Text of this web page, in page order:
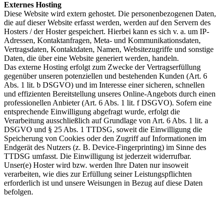
Externes Hosting
Diese Website wird extern gehostet. Die personenbezogenen Daten,
die auf dieser Website erfasst werden, werden auf den Servern des
Hosters / der Hoster gespeichert. Hierbei kann es sich v. a. um IP-
Adressen, Kontaktanfragen, Meta- und Kommunikationsdaten,
Vertragsdaten, Kontaktdaten, Namen, Websitezugriffe und sonstige
Daten, die über eine Website generiert werden, handeln.
Das externe Hosting erfolgt zum Zwecke der Vertragserfüllung
gegenüber unseren potenziellen und bestehenden Kunden (Art. 6
Abs. 1 lit. b DSGVO) und im Interesse einer sicheren, schnellen
und effizienten Bereitstellung unseres Online-Angebots durch einen
professionellen Anbieter (Art. 6 Abs. 1 lit. f DSGVO). Sofern eine
entsprechende Einwilligung abgefragt wurde, erfolgt die
Verarbeitung ausschließlich auf Grundlage von Art. 6 Abs. 1 lit. a
DSGVO und § 25 Abs. 1 TTDSG, soweit die Einwilligung die
Speicherung von Cookies oder den Zugriff auf Informationen im
Endgerät des Nutzers (z. B. Device-Fingerprinting) im Sinne des
TTDSG umfasst. Die Einwilligung ist jederzeit widerrufbar.
Unser(e) Hoster wird bzw. werden Ihre Daten nur insoweit
verarbeiten, wie dies zur Erfüllung seiner Leistungspflichten
erforderlich ist und unsere Weisungen in Bezug auf diese Daten
befolgen.